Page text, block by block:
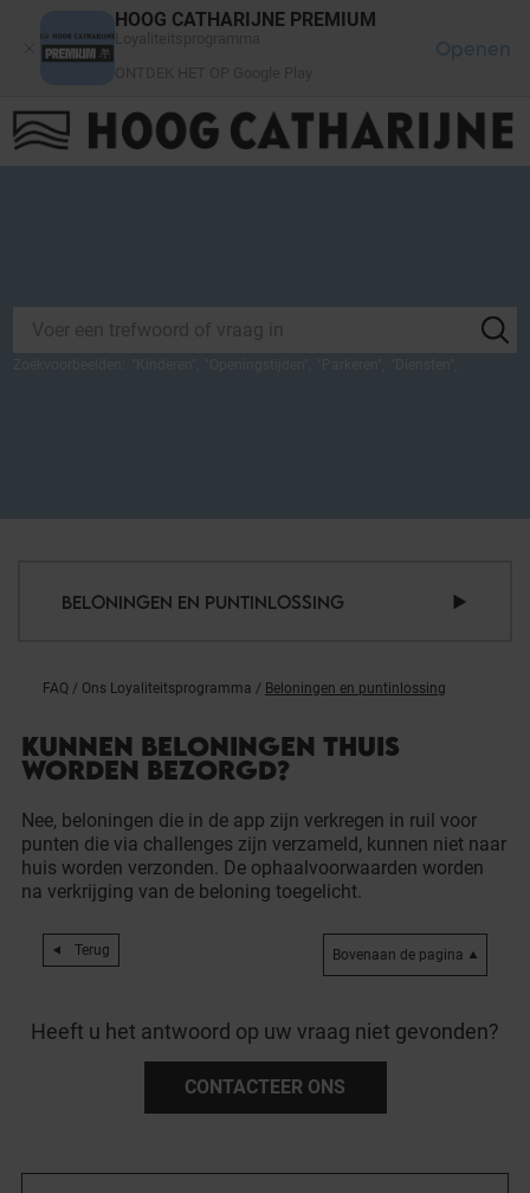
HOOG CATHARIJNE PREMIUM
Openen
FAQ
HET WINKELCENTRUM
LOG IN
BELONINGEN EN PUNTINLOSSING
FAQ / Ons Loyaliteitsprogramma / Beloningen en puntinlossing
KUNNEN BELONINGEN THUIS
WORDEN BEZORGD?
Nee, beloningen die in de app zijn verkregen in ruil voor
punten die via challenges zijn verzameld, kunnen niet naar
huis worden verzonden. De ophaalvoorwaarden worden
na verkrijging van de beloning toegelicht.
Terug Bovenaan de pagina
Heeft u het antwoord op uw vraag niet gevonden?
CONTACTEER ONS
Cookies beheer paneel